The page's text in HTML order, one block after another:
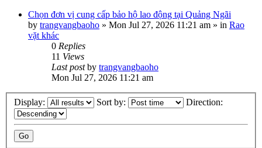
Chọn đơn vị cung cấp bảo hộ lao động tại Quảng Ngãi
by trangvangbaoho » Mon Jul 27, 2026 11:21 am » in Rao
vặt khác
0 Replies
11 Views
Last postby trangvangbaoho
Mon Jul 27, 2026 11:21 am
Display: Sort by: Direction: